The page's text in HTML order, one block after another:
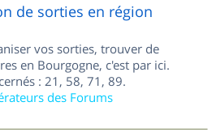
de sorties en région
vos sorties, trouver de
en Bourgogne, c'est par ici.
: 21, 58, 71, 89.
des Forums